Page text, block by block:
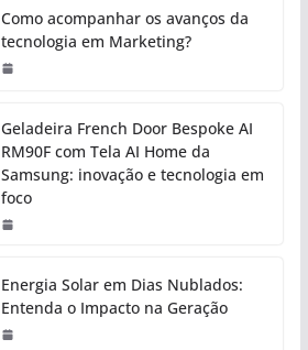
Como acompanhar os avanços da
tecnologia em Marketing?
Geladeira French Door Bespoke AI
RM90F com Tela AI Home da
Samsung: inovação e tecnologia em
foco
Energia Solar em Dias Nublados:
Entenda o Impacto na Geração